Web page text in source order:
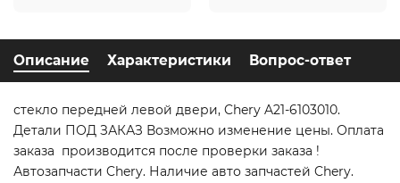
Описание Характеристики Вопрос-ответ
стекло передней левой двери, Chery A21-6103010.
Детали ПОД ЗАКАЗ Возможно изменение цены. Оплата
заказа производится после проверки заказа !
Автозапчасти Chery. Наличие авто запчастей Chery.